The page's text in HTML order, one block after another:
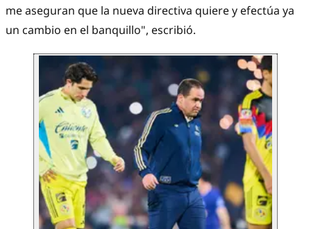
me aseguran que la nueva directiva quiere y efectúa ya
un cambio en el banquillo", escribió.